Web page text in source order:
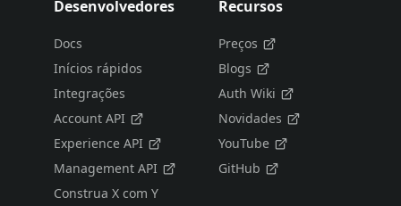
Desenvolvedores
Docs
Inícios rápidos
Integrações
Account API
Experience API
Management API
Construa X com Y
Recursos
Preços
Blogs
Auth Wiki
Novidades
YouTube
GitHub